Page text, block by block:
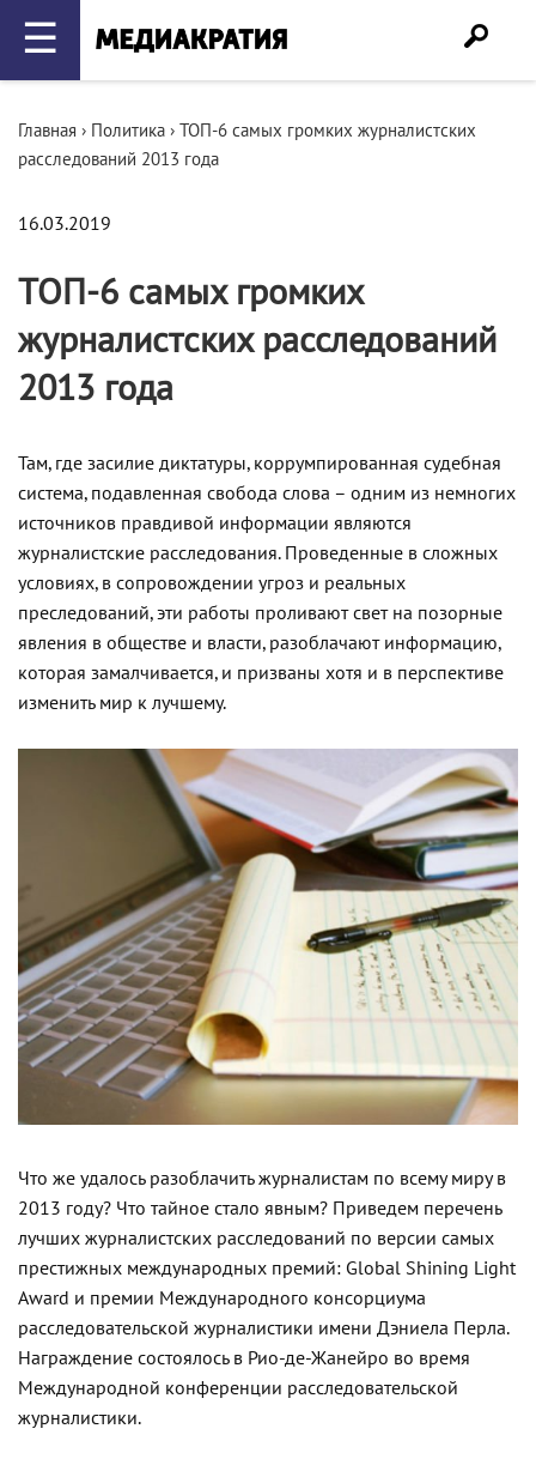
☰
Главная › Политика › ТОП-6 самых громких журналистских
расследований 2013 года
16.03.2019
ТОП-6 самых громких
журналистских расследований
2013 года
Там, где засилие диктатуры, коррумпированная судебная
система, подавленная свобода слова – одним из немногих
источников правдивой информации являются
журналистские расследования. Проведенные в сложных
условиях, в сопровождении угроз и реальных
преследований, эти работы проливают свет на позорные
явления в обществе и власти, разоблачают информацию,
которая замалчивается, и призваны хотя и в перспективе
изменить мир к лучшему.
Что же удалось разоблачить журналистам по всему миру в
2013 году? Что тайное стало явным? Приведем перечень
лучших журналистских расследований по версии самых
престижных международных премий: Global Shining Light
Award и премии Международного консорциума
расследовательской журналистики имени Дэниела Перла.
Награждение состоялось в Рио-де-Жанейро во время
Международной конференции расследовательской
журналистики.